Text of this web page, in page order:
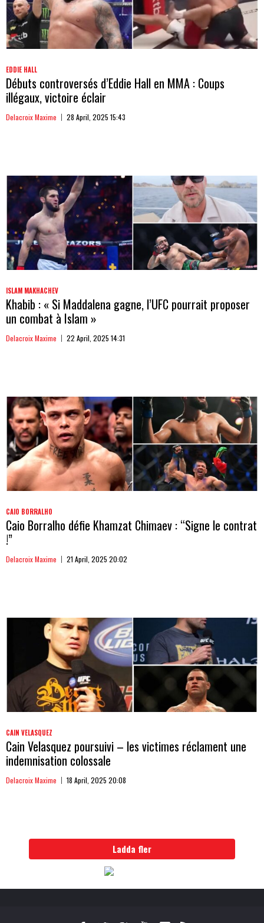
EDDIE HALL
Débuts controversés d’Eddie Hall en MMA : Coups
illégaux, victoire éclair
Delacroix Maxime 28 April, 2025 15:43
ISLAM MAKHACHEV
Khabib : « Si Maddalena gagne, l’UFC pourrait proposer
un combat à Islam »
Delacroix Maxime 22 April, 2025 14:31
CAIO BORRALHO
Caio Borralho défie Khamzat Chimaev : “Signe le contrat
!”
Delacroix Maxime 21 April, 2025 20:02
CAIN VELASQUEZ
Cain Velasquez poursuivi – les victimes réclament une
indemnisation colossale
Delacroix Maxime 18 April, 2025 20:08
Ladda fler